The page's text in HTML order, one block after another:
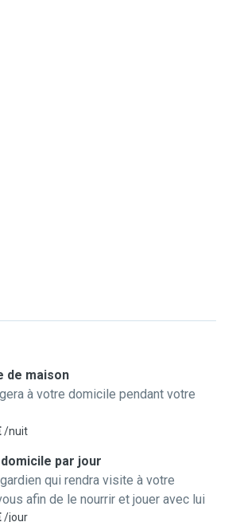
de maison
à votre domicile pendant votre
/nuit
par jour
qui rendra visite à votre
afin de le nourrir et jouer avec lui
/jour